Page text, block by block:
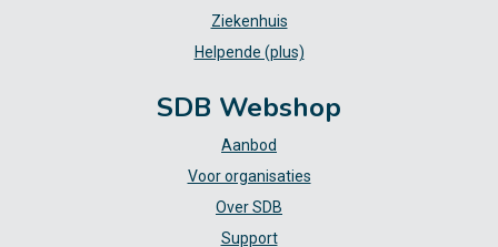
Ziekenhuis
Helpende (plus)
SDB Webshop
Aanbod
Voor organisaties
Over SDB
Support